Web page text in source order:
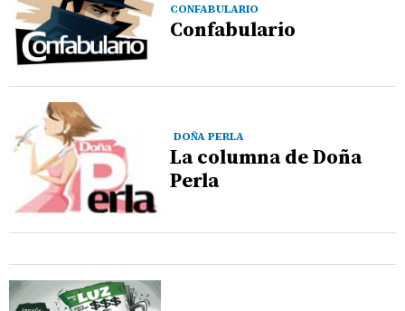
CONFABULARIO
Confabulario
DOÑA PERLA
La columna de Doña
Perla